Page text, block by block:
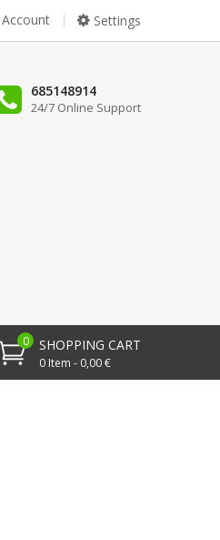
Settings
Account
685148914
24/7 Online Support
SHOPPING CART
0 Item - 0,00 €
0